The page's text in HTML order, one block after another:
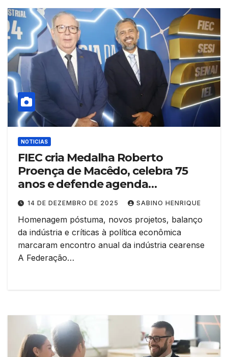
NOTICIAS
FIEC cria Medalha Roberto
Proença de Macêdo, celebra 75
anos e defende agenda
econômica para o
desenvolvimento do Ceará
14 DE DEZEMBRO DE 2025 SABINO HENRIQUE
Homenagem póstuma, novos projetos, balanço
da indústria e críticas à política econômica
marcaram encontro anual da indústria cearense
A Federação…